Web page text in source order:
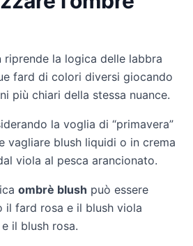
riprende la logica delle labbra
fard di colori diversi giocando
più chiari della stessa nuance.
la voglia di “primavera”
vagliare blush liquidi o in crema
viola al pesca arancionato.
ombrè blush può essere
il fard rosa e il blush viola
il blush rosa.